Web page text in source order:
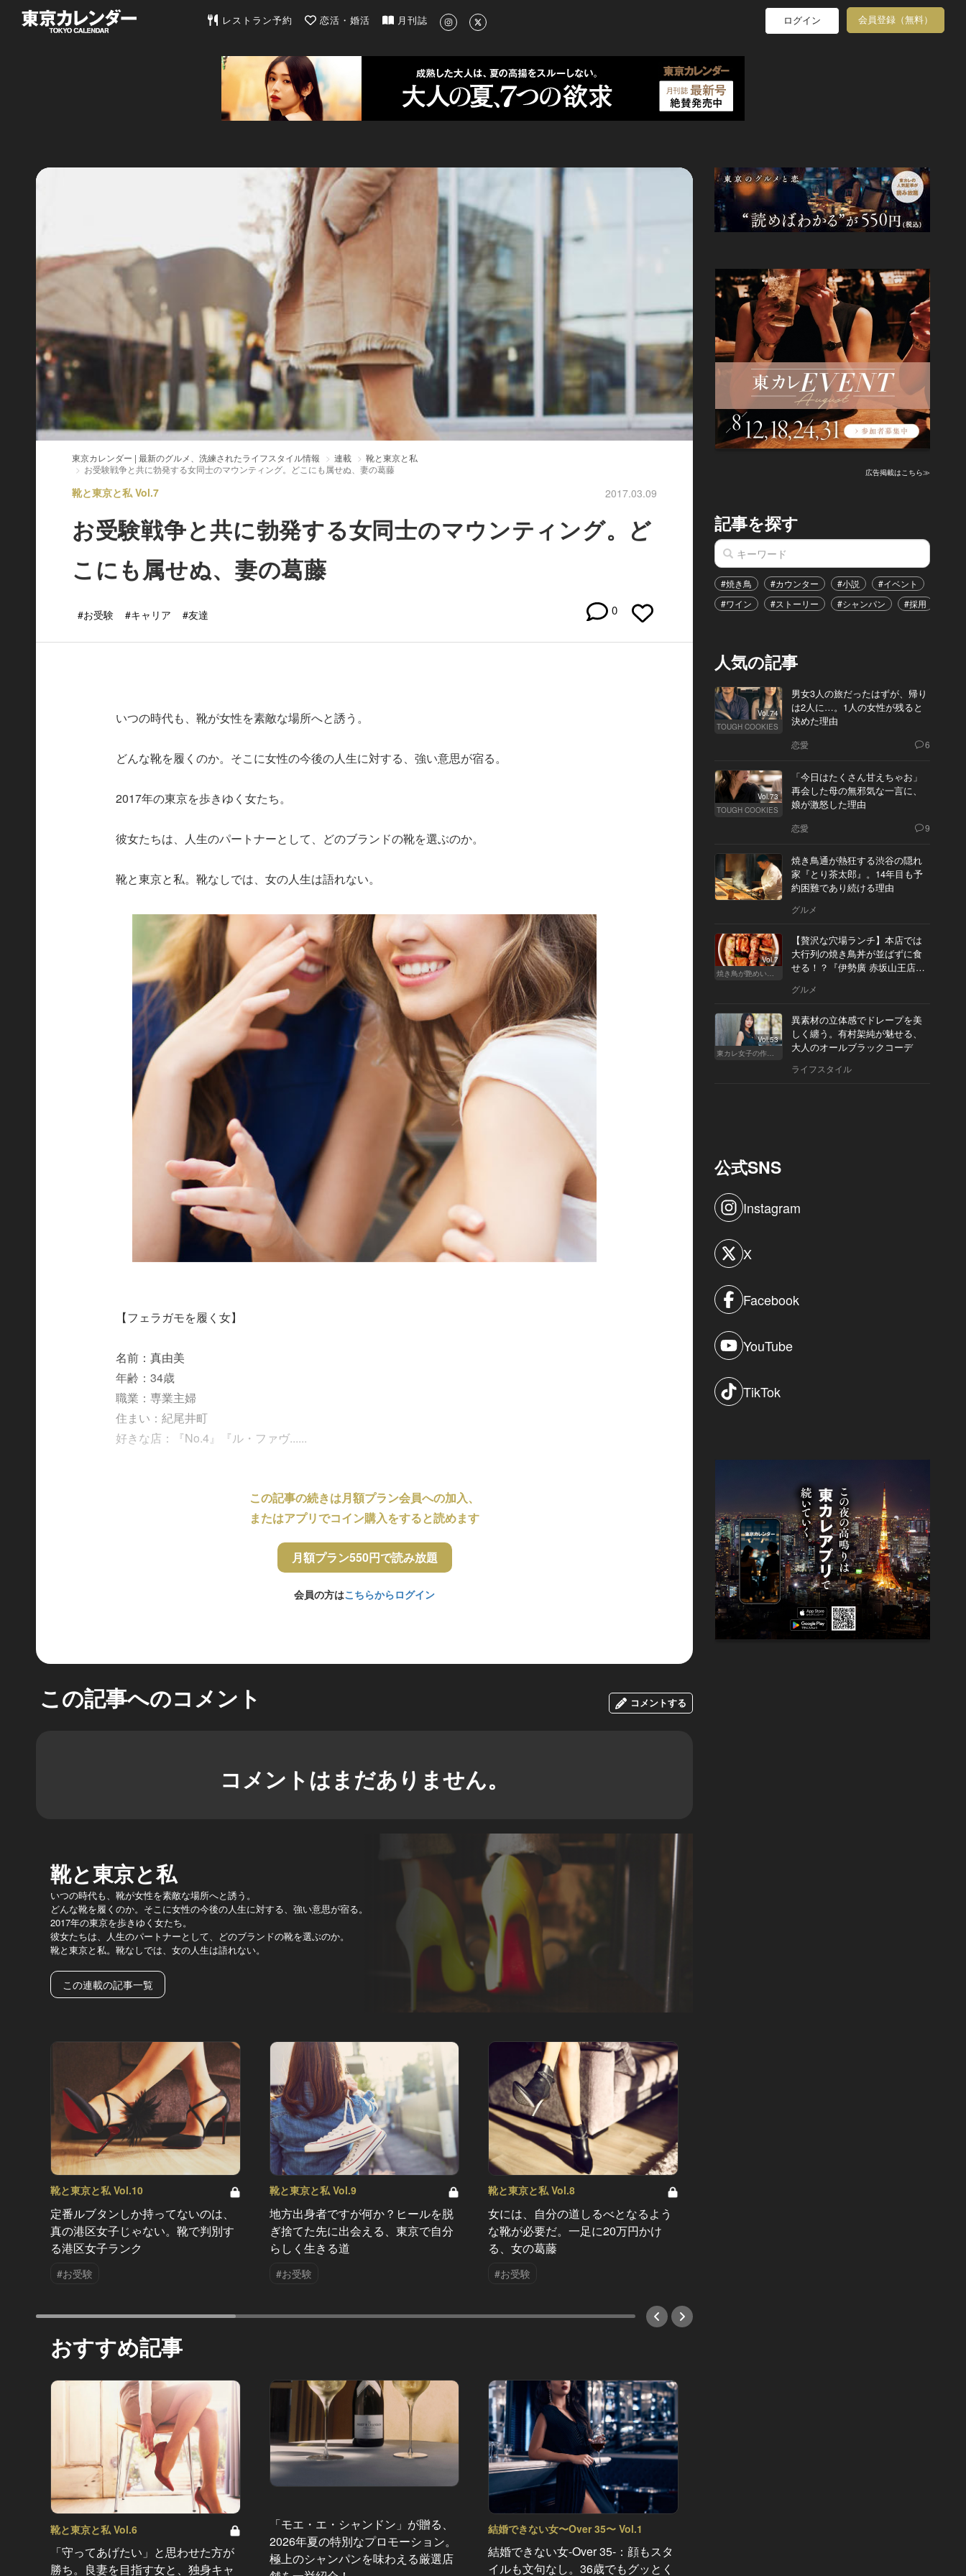
東京カレンダー | 最新のグルメ、洗練されたライフスタイル情報
レストラン予約 恋活・婚活 月刊誌 ログイン 会員登録（無料）
東京カレンダー | 最新のグルメ、洗練されたライフスタイル情報 連載
靴と東京と私
お受験戦争と共に勃発する女同士のマウンティング。どこにも属せぬ、妻の葛藤
靴と東京と私 Vol.7 2017.03.09
お受験戦争と共に勃発する女同士のマウンティング。ど
こにも属せぬ、妻の葛藤
#お受験 #キャリア #友達 0
いつの時代も、靴が女性を素敵な場所へと誘う。
どんな靴を履くのか。そこに女性の今後の人生に対する、強い意思が宿る。
2017年の東京を歩きゆく女たち。
彼女たちは、人生のパートナーとして、どのブランドの靴を選ぶのか。
靴と東京と私。靴なしでは、女の人生は語れない。
【フェラガモを履く女】
名前：真由美
年齢：34歳
職業：専業主婦
住まい：紀尾井町
好きな店：『No.4』『ル・ファヴ......
この記事の続きは月額プラン会員への加入、
またはアプリでコイン購入をすると読めます
月額プラン550円で読み放題
会員の方はこちらからログイン
この記事へのコメント コメントする
コメントはまだありません。
靴と東京と私
いつの時代も、靴が女性を素敵な場所へと誘う。
どんな靴を履くのか。そこに女性の今後の人生に対する、強い意思が宿る。
2017年の東京を歩きゆく女たち。
彼女たちは、人生のパートナーとして、どのブランドの靴を選ぶのか。
靴と東京と私。靴なしでは、女の人生は語れない。
この連載の記事一覧
靴と東京と私 Vol.10
定番ルブタンしか持ってないのは、
真の港区女子じゃない。靴で判別す
る港区女子ランク
#お受験
靴と東京と私 Vol.9
地方出身者ですが何か？ヒールを脱
ぎ捨てた先に出会える、東京で自分
らしく生きる道
#お受験
靴と東京と私 Vol.8
女には、自分の道しるべとなるよう
な靴が必要だ。一足に20万円かけ
る、女の葛藤
#お受験
おすすめ記事
靴と東京と私 Vol.6
「守ってあげたい」と思わせた方が
勝ち。良妻を目指す女と、独身キャ
「モエ・エ・シャンドン」が贈る、
2026年夏の特別なプロモーション。
極上のシャンパンを味わえる厳選店
結婚できない女〜Over 35〜 Vol.1
結婚できない女-Over 35-：顔もスタ
イルも文句なし。36歳でもグッとく
広告掲載はこちら≫
記事を探す
#焼き鳥 #カウンター #小説 #イベント
#ワイン
#ストーリー #シャンパン #採用
人気の記事
Vol.74
TOUGH COOKIES
男女3人の旅だったはずが、帰り
は2人に…。1人の女性が残ると
決めた理由
恋愛 6
Vol.73
TOUGH COOKIES
「今日はたくさん甘えちゃお」
再会した母の無邪気な一言に、
娘が激怒した理由
恋愛 9
焼き鳥通が熱狂する渋谷の隠れ
家『とり茶太郎』。14年目も予
約困難であり続ける理由
グルメ
Vol.7
焼き鳥が艶めいてきた
【贅沢な穴場ランチ】本店では
大行列の焼き鳥丼が並ばずに食
せる！？『伊勢廣 赤坂山王店』
グルメ
Vol.53
東カレ女子の作り方
異素材の立体感でドレープを美
しく纏う。有村架純が魅せる、
大人のオールブラックコーデ
ライフスタイル
公式SNS
Instagram
X
Facebook
YouTube
TikTok